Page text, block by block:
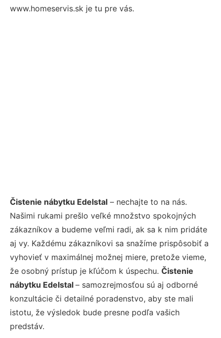
www.homeservis.sk je tu pre vás.
Čistenie nábytku Edelstal – nechajte to na nás.
Našimi rukami prešlo veľké množstvo spokojných
zákazníkov a budeme veľmi radi, ak sa k nim pridáte
aj vy. Každému zákazníkovi sa snažíme prispôsobiť a
vyhovieť v maximálnej možnej miere, pretože vieme,
že osobný prístup je kľúčom k úspechu. Čistenie
nábytku Edelstal – samozrejmosťou sú aj odborné
konzultácie či detailné poradenstvo, aby ste mali
istotu, že výsledok bude presne podľa vašich
predstáv.